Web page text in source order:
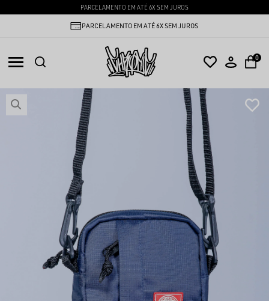
PARCELAMENTO EM ATÉ 6X SEM JUROS
PARCELAMENTO EM ATÉ 6X SEM JUROS
0